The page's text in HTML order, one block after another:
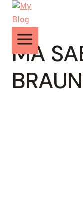
Zum
Inhalt
springen
MA